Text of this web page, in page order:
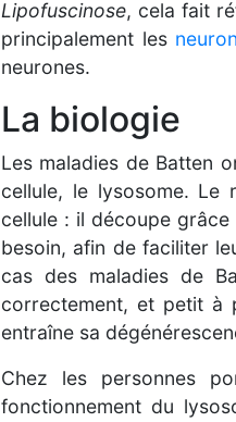
Lipofuscinose, cela fait
principalement les
neurones.
La biologie
Les maladies de Batten
cellule, le lysosome.
cellule : il découpe
besoin, afin de faciliter
cas des maladies de
correctement, et petit à
entraîne sa
Chez les personnes
fonctionnement du